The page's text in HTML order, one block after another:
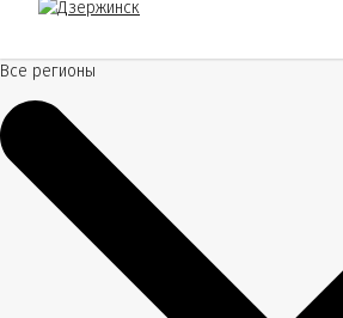
Все регионы